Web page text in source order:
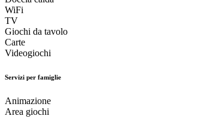
WiFi
TV
Giochi da tavolo
Carte
Videogiochi
Servizi per famiglie
Animazione
Area giochi